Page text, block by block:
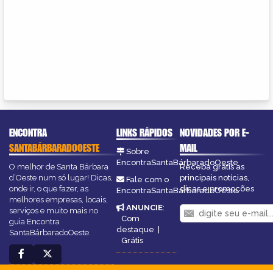
ENCONTRA
SANTABÁRBARADOOESTE
O melhor de Santa Bárbara
d’Oeste num só lugar! Dicas,
onde ir, o que fazer, as
melhores empresas, locais,
serviços e muito mais no
guia Encontra
SantaBárbaradoOeste.
LINKS RÁPIDOS
Sobre
EncontraSantaBárbaradoOeste
Fale com o
EncontraSantaBárbaradoOeste
ANUNCIE:
Com
destaque |
Grátis
NOVIDADES POR E-
MAIL
Receba grátis as
principais notícias,
dicas e promoções